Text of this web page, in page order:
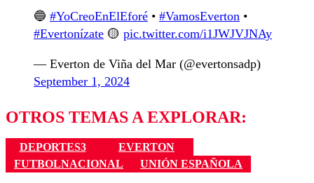
🔵 #YoCreoEnElEforé • #VamosEverton •
#Evertonízate 🟡 pic.twitter.com/i1JWJVJNAy
— Everton de Viña del Mar (@evertonsadp)
September 1, 2024
OTROS TEMAS A EXPLORAR:
DEPORTES3
EVERTON
FUTBOLNACIONAL
UNIÓN ESPAÑOLA